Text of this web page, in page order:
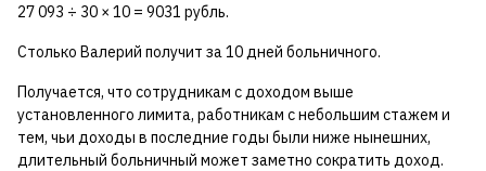
27 093 ÷ 30 × 10 = 9031 рубль.
Столько Валерий получит за 10 дней больничного.
Получается, что сотрудникам с доходом выше
установленного лимита, работникам с небольшим стажем и
тем, чьи доходы в последние годы были ниже нынешних,
длительный больничный может заметно сократить доход.